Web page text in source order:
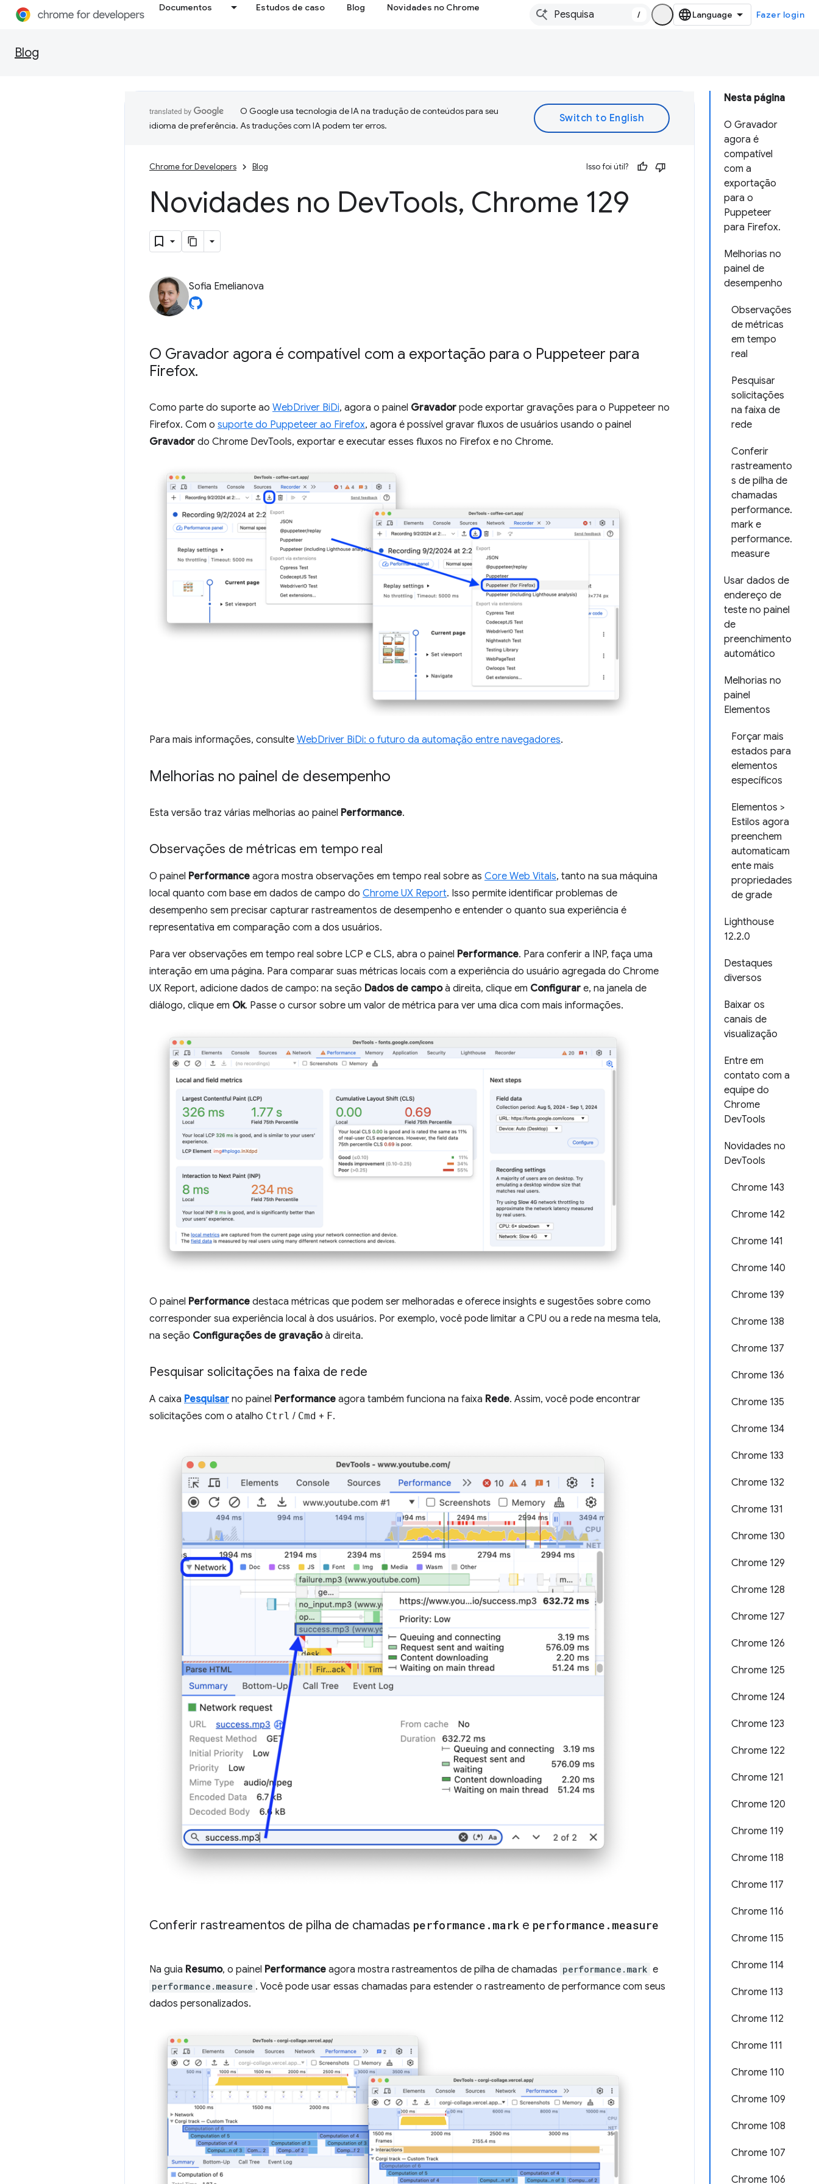
Documentos Estudos de caso Blog Novidades no Chrome
/ Fazer login
Blog
Nesta página
O Gravador
agora é
compatível
com a
exportação
para o
Puppeteer
para Firefox.
Melhorias no
painel de
desempenho
Observações
de métricas
em tempo
real
Pesquisar
solicitações
na faixa de
rede
Conferir
rastreamento
s de pilha de
chamadas
performance.
mark e
performance.
measure
Usar dados de
endereço de
teste no painel
de
preenchimento
automático
Melhorias no
painel
Elementos
Forçar mais
estados para
elementos
específicos
Elementos >
Estilos agora
preenchem
automaticam
ente mais
propriedades
de grade
Lighthouse
12.2.0
Destaques
diversos
Baixar os
canais de
visualização
Entre em
contato com a
equipe do
Chrome
DevTools
Novidades no
DevTools
Chrome 143
Chrome 142
Chrome 141
Chrome 140
Chrome 139
Chrome 138
Chrome 137
Chrome 136
Chrome 135
Chrome 134
Chrome 133
Chrome 132
Chrome 131
Chrome 130
Chrome 129
Chrome 128
Chrome 127
Chrome 126
Chrome 125
Chrome 124
Chrome 123
Chrome 122
Chrome 121
Chrome 120
Chrome 119
Chrome 118
Chrome 117
Chrome 116
Chrome 115
Chrome 114
Chrome 113
Chrome 112
Chrome 111
Chrome 110
Chrome 109
Chrome 108
Chrome 107
Chrome 106
O Google usa tecnologia de IA na tradução de conteúdos para seu
idioma de preferência. As traduções com IA podem ter erros.
Chrome for Developers Blog Isso foi útil?
Novidades no DevTools, Chrome 129
Sofia Emelianova
O Gravador agora é compatível com a exportação para o Puppeteer para
Firefox.
Como parte do suporte ao WebDriver BiDi, agora o painel Gravador pode exportar gravações para o Puppeteer no
Firefox. Com o suporte do Puppeteer ao Firefox, agora é possível gravar fluxos de usuários usando o painel
Gravador do Chrome DevTools, exportar e executar esses fluxos no Firefox e no Chrome.
Para mais informações, consulte WebDriver BiDi: o futuro da automação entre navegadores.
Melhorias no painel de desempenho
Esta versão traz várias melhorias ao painel Performance.
Observações de métricas em tempo real
O painel Performance agora mostra observações em tempo real sobre as Core Web Vitals, tanto na sua máquina
local quanto com base em dados de campo do Chrome UX Report. Isso permite identificar problemas de
desempenho sem precisar capturar rastreamentos de desempenho e entender o quanto sua experiência é
representativa em comparação com a dos usuários.
Para ver observações em tempo real sobre LCP e CLS, abra o painel Performance. Para conferir a INP, faça uma
interação em uma página. Para comparar suas métricas locais com a experiência do usuário agregada do Chrome
UX Report, adicione dados de campo: na seção Dados de campoà direita, clique em Configurar e, na janela de
diálogo, clique em Ok. Passe o cursor sobre um valor de métrica para ver uma dica com mais informações.
O painel Performance destaca métricas que podem ser melhoradas e oferece insights e sugestões sobre como
corresponder sua experiência local à dos usuários. Por exemplo, você pode limitar a CPU ou a rede na mesma tela,
na seção Configurações de gravaçãoà direita.
Pesquisar solicitações na faixa de rede
A caixa Pesquisar no painel Performance agora também funciona na faixa Rede. Assim, você pode encontrar
solicitações com o atalho Ctrl / Cmd + F.
Conferir rastreamentos de pilha de chamadas performance . mark e performance . measure
Na guia Resumo, o painel Performance agora mostra rastreamentos de pilha de chamadas performance.mark e
performance.measure . Você pode usar essas chamadas para estender o rastreamento de performance com seus
dados personalizados.